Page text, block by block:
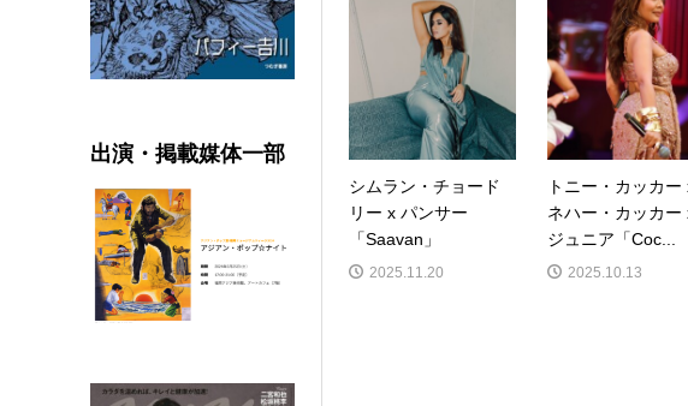
シムラン・チョード
リー x パンサー
「Saavan」
2025.11.20
トニー・カッカー
ネハー・カッカー
ジュニア「Coc...
2025.10.13
出演・掲載媒体一部